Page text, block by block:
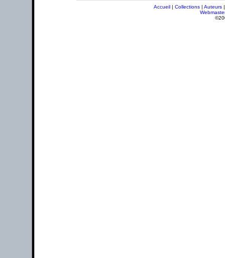
Accueil | Collections | Auteurs